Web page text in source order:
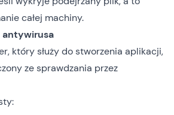
całej machiny.
który służy do stworzenia aplikacji,
ze sprawdzania przez